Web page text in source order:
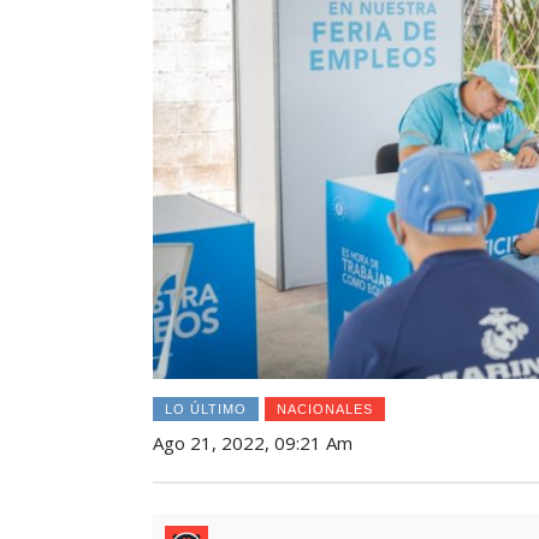
LO ÚLTIMO NACIONALES
Ago 21, 2022, 09:21 Am